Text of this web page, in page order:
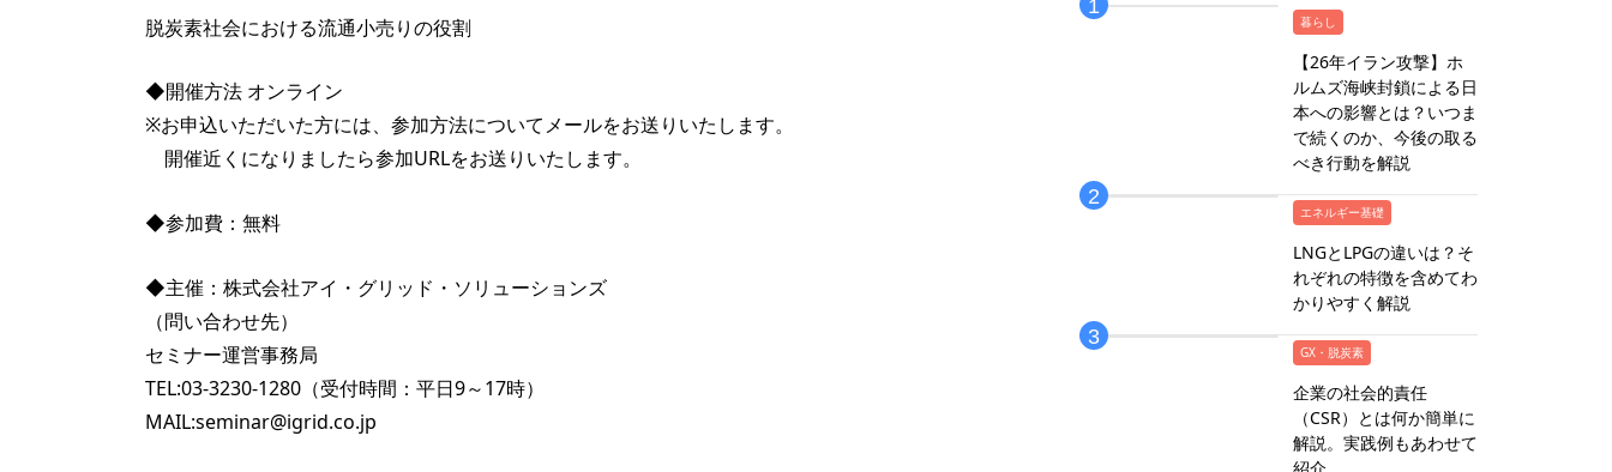
脱炭素社会における流通小売りの役割
◆開催方法 オンライン
※お申込いただいた方には、参加方法についてメールをお送りいたします。
開催近くになりましたら参加URLをお送りいたします。
◆参加費：無料
◆主催：株式会社アイ・グリッド・ソリューションズ
（問い合わせ先）
セミナー運営事務局
TEL:03-3230-1280（受付時間：平日9～17時）
MAIL:seminar@igrid.co.jp
暮らし
【26年イラン攻撃】ホ
ルムズ海峡封鎖による日
本への影響とは？いつま
で続くのか、今後の取る
べき行動を解説
エネルギー基礎
LNGとLPGの違いは？そ
れぞれの特徴を含めてわ
かりやすく解説
GX・脱炭素
企業の社会的責任
（CSR）とは何か簡単に
解説。実践例もあわせて